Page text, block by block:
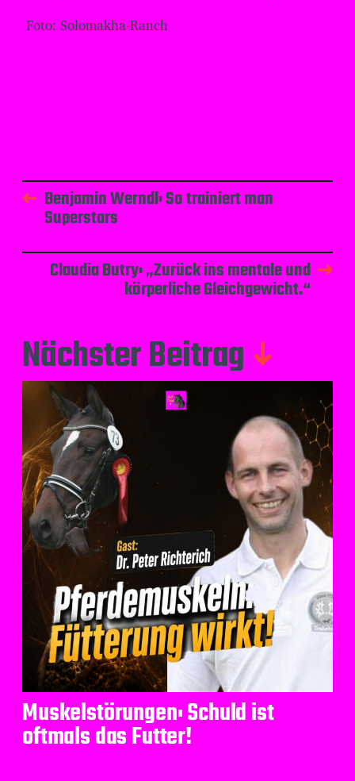
Foto: Solomakha-Ranch
Benjamin Werndl: So trainiert man
Superstars
Claudia Butry: „Zurück ins mentale und
körperliche Gleichgewicht.“
Nächster Beitrag
Muskelstörungen: Schuld ist
oftmals das Futter!